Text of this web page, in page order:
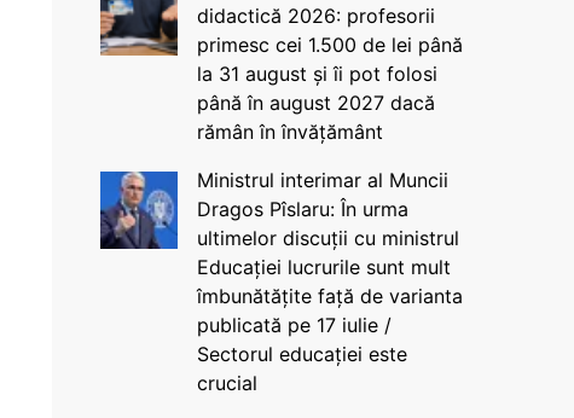
didactică 2026: profesorii
primesc cei 1.500 de lei până
la 31 august și îi pot folosi
până în august 2027 dacă
rămân în învățământ
Ministrul interimar al Muncii
Dragos Pîslaru: În urma
ultimelor discuții cu ministrul
Educației lucrurile sunt mult
îmbunătățite față de varianta
publicată pe 17 iulie /
Sectorul educației este
crucial